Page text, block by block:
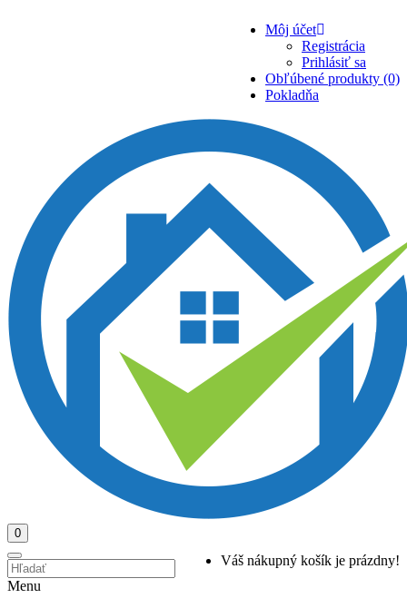
Môj účet
Registrácia
Prihlásiť sa
Obľúbené produkty (0)
Pokladňa
0
Váš nákupný košík je prázdny!
Menu